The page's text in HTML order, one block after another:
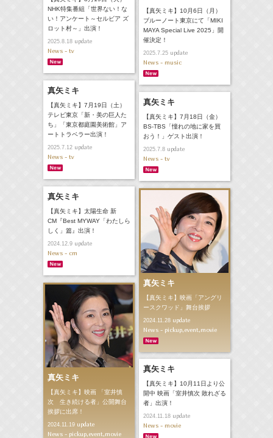
NHK特集番組「世界ない！な
い！アンケート～セルビア ズ
ロット村～」出演！
2025.8.18update
News - tv
【真矢ミキ】10月6日（月）
ブルーノート東京にて「MIKI
MAYA Special Live 2025」開
催決定！
2025.7.25update
News - music
真矢ミキ
【真矢ミキ】7月19日（土）
テレビ東京「新・美の巨人た
ち」「東京都庭園美術館」ア
ートトラベラー出演！
2025.7.12update
News - tv
真矢ミキ
【真矢ミキ】7月18日（金）
BS-TBS「憧れの地に家を買
おう！」ゲスト出演！
2025.7.8update
News - tv
真矢ミキ
【真矢ミキ】太陽生命 新
CM『Best MYWAY「わたしら
しく」篇』出演！
2024.12.9update
News - cm
真矢ミキ
【真矢ミキ】映画「アングリ
ースクワッド」舞台挨拶
2024.11.28update
News - pickup,event,movie
真矢ミキ
【真矢ミキ】映画 「室井慎
次 生き続ける者」公開舞台
挨拶に出席！
2024.11.19update
News - pickup,event,movie
真矢ミキ
【真矢ミキ】10月11日より公
開中 映画「室井慎次 敗れざる
者」出演！
2024.11.18update
News - movie